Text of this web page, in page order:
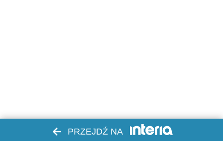
PRZEJDŹ NA